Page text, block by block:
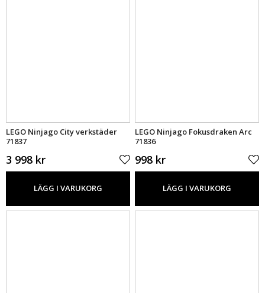
LEGO Ninjago City verkstäder
71837
3 998 kr
LÄGG I VARUKORG
LEGO Ninjago Fokusdraken Arc
71836
998 kr
LÄGG I VARUKORG